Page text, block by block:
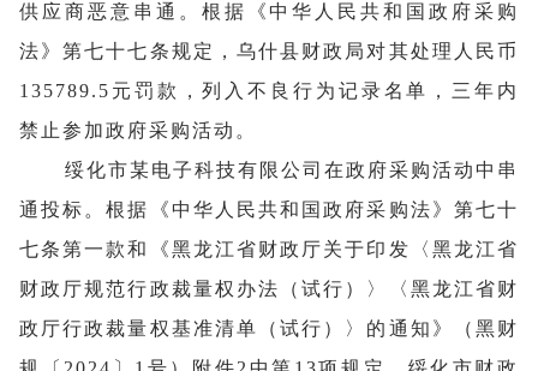
供应商恶意串通。根据《中华人民共和国政府采购
法》第七十七条规定，乌什县财政局对其处理人民币
135789.5元罚款，列入不良行为记录名单，三年内
禁止参加政府采购活动。
绥化市某电子科技有限公司在政府采购活动中串
通投标。根据《中华人民共和国政府采购法》第七十
七条第一款和《黑龙江省财政厅关于印发〈黑龙江省
财政厅规范行政裁量权办法（试行）〉〈黑龙江省财
政厅行政裁量权基准清单（试行）〉的通知》（黑财